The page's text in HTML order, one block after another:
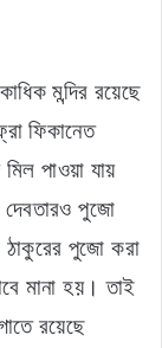
মন্দির রয়েছে
ফিকানেত
পাওয়া যায়
দেবতারও পুজো
পুজো করা
মানা হয়। তাই
রয়েছে